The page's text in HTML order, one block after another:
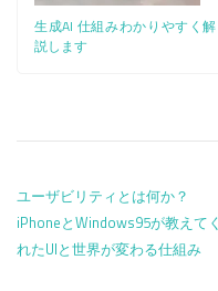
生成AI 仕組みわかりやすく解
説します
ユーザビリティとは何か？
iPhoneとWindows95が教えてく
れたUIと世界が変わる仕組み